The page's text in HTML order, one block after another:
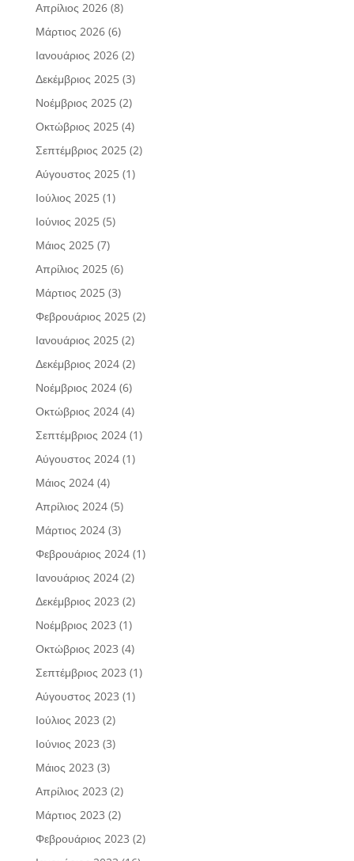
Απρίλιος 2026(8)
Μάρτιος 2026(6)
Ιανουάριος 2026(2)
Δεκέμβριος 2025(3)
Νοέμβριος 2025(2)
Οκτώβριος 2025(4)
Σεπτέμβριος 2025(2)
Αύγουστος 2025(1)
Ιούλιος 2025(1)
Ιούνιος 2025(5)
Μάιος 2025(7)
Απρίλιος 2025(6)
Μάρτιος 2025(3)
Φεβρουάριος 2025(2)
Ιανουάριος 2025(2)
Δεκέμβριος 2024(2)
Νοέμβριος 2024(6)
Οκτώβριος 2024(4)
Σεπτέμβριος 2024(1)
Αύγουστος 2024(1)
Μάιος 2024(4)
Απρίλιος 2024(5)
Μάρτιος 2024(3)
Φεβρουάριος 2024(1)
Ιανουάριος 2024(2)
Δεκέμβριος 2023 (2)
Νοέμβριος 2023 (1)
Οκτώβριος 2023 (4)
Σεπτέμβριος 2023 (1)
Αύγουστος 2023 (1)
Ιούλιος 2023 (2)
Ιούνιος 2023 (3)
Μάιος 2023 (3)
Απρίλιος 2023 (2)
Μάρτιος 2023 (2)
Φεβρουάριος 2023 (2)